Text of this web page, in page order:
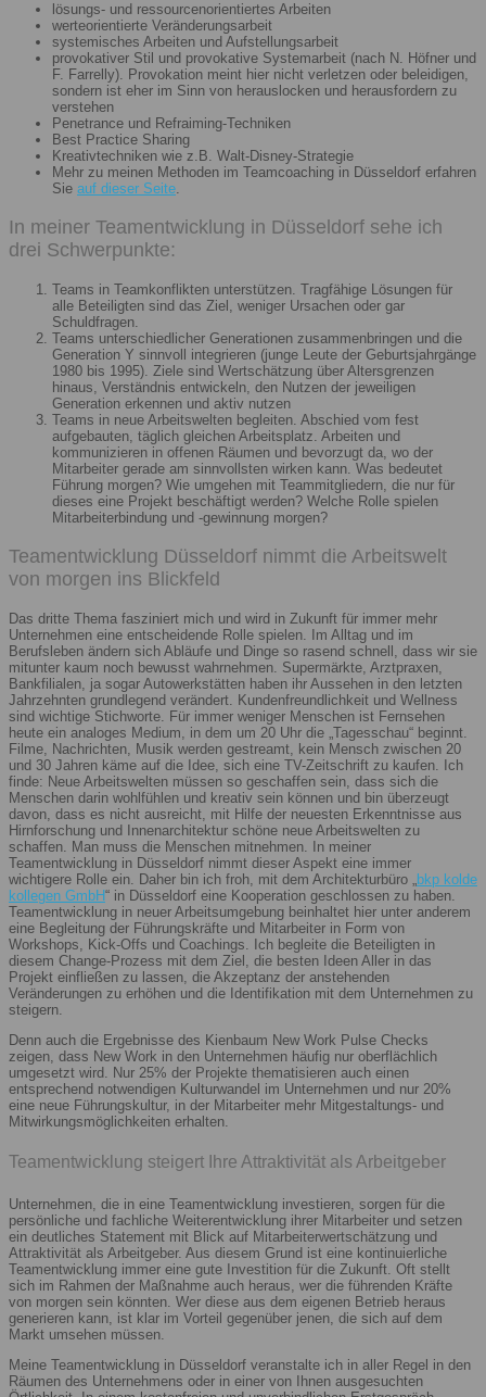
lösungs- und ressourcenorientiertes Arbeiten
werteorientierte Veränderungsarbeit
systemisches Arbeiten und Aufstellungsarbeit
provokativer Stil und provokative Systemarbeit (nach N. Höfner und
F. Farrelly). Provokation meint hier nicht verletzen oder beleidigen,
sondern ist eher im Sinn von herauslocken und herausfordern zu
verstehen
Penetrance und Refraiming-Techniken
Best Practice Sharing
Kreativtechniken wie z.B. Walt-Disney-Strategie
Mehr zu meinen Methoden im Teamcoaching in Düsseldorf erfahren
Sie auf dieser Seite.
In meiner Teamentwicklung in Düsseldorf sehe ich
drei Schwerpunkte:
Teams in Teamkonflikten unterstützen. Tragfähige Lösungen für
alle Beteiligten sind das Ziel, weniger Ursachen oder gar
Schuldfragen.
Teams unterschiedlicher Generationen zusammenbringen und die
Generation Y sinnvoll integrieren (junge Leute der Geburtsjahrgänge
1980 bis 1995). Ziele sind Wertschätzung über Altersgrenzen
hinaus, Verständnis entwickeln, den Nutzen der jeweiligen
Generation erkennen und aktiv nutzen
Teams in neue Arbeitswelten begleiten. Abschied vom fest
aufgebauten, täglich gleichen Arbeitsplatz. Arbeiten und
kommunizieren in offenen Räumen und bevorzugt da, wo der
Mitarbeiter gerade am sinnvollsten wirken kann. Was bedeutet
Führung morgen? Wie umgehen mit Teammitgliedern, die nur für
dieses eine Projekt beschäftigt werden? Welche Rolle spielen
Mitarbeiterbindung und -gewinnung morgen?
Teamentwicklung Düsseldorf nimmt die Arbeitswelt
von morgen ins Blickfeld
Das dritte Thema fasziniert mich und wird in Zukunft für immer mehr
Unternehmen eine entscheidende Rolle spielen. Im Alltag und im
Berufsleben ändern sich Abläufe und Dinge so rasend schnell, dass wir sie
mitunter kaum noch bewusst wahrnehmen. Supermärkte, Arztpraxen,
Bankfilialen, ja sogar Autowerkstätten haben ihr Aussehen in den letzten
Jahrzehnten grundlegend verändert. Kundenfreundlichkeit und Wellness
sind wichtige Stichworte. Für immer weniger Menschen ist Fernsehen
heute ein analoges Medium, in dem um 20 Uhr die „Tagesschau“ beginnt.
Filme, Nachrichten, Musik werden gestreamt, kein Mensch zwischen 20
und 30 Jahren käme auf die Idee, sich eine TV-Zeitschrift zu kaufen. Ich
finde: Neue Arbeitswelten müssen so geschaffen sein, dass sich die
Menschen darin wohlfühlen und kreativ sein können und bin überzeugt
davon, dass es nicht ausreicht, mit Hilfe der neuesten Erkenntnisse aus
Hirnforschung und Innenarchitektur schöne neue Arbeitswelten zu
schaffen. Man muss die Menschen mitnehmen. In meiner
Teamentwicklung in Düsseldorf nimmt dieser Aspekt eine immer
wichtigere Rolle ein. Daher bin ich froh, mit dem Architekturbüro „bkp kolde
kollegen GmbH“ in Düsseldorf eine Kooperation geschlossen zu haben.
Teamentwicklung in neuer Arbeitsumgebung beinhaltet hier unter anderem
eine Begleitung der Führungskräfte und Mitarbeiter in Form von
Workshops, Kick-Offs und Coachings. Ich begleite die Beteiligten in
diesem Change-Prozess mit dem Ziel, die besten Ideen Aller in das
Projekt einfließen zu lassen, die Akzeptanz der anstehenden
Veränderungen zu erhöhen und die Identifikation mit dem Unternehmen zu
steigern.
Denn auch die Ergebnisse des Kienbaum New Work Pulse Checks
zeigen, dass New Work in den Unternehmen häufig nur oberflächlich
umgesetzt wird. Nur 25% der Projekte thematisieren auch einen
entsprechend notwendigen Kulturwandel im Unternehmen und nur 20%
eine neue Führungskultur, in der Mitarbeiter mehr Mitgestaltungs- und
Mitwirkungsmöglichkeiten erhalten.
Teamentwicklung steigert Ihre Attraktivität als Arbeitgeber
Unternehmen, die in eine Teamentwicklung investieren, sorgen für die
persönliche und fachliche Weiterentwicklung ihrer Mitarbeiter und setzen
ein deutliches Statement mit Blick auf Mitarbeiterwertschätzung und
Attraktivität als Arbeitgeber. Aus diesem Grund ist eine kontinuierliche
Teamentwicklung immer eine gute Investition für die Zukunft. Oft stellt
sich im Rahmen der Maßnahme auch heraus, wer die führenden Kräfte
von morgen sein könnten. Wer diese aus dem eigenen Betrieb heraus
generieren kann, ist klar im Vorteil gegenüber jenen, die sich auf dem
Markt umsehen müssen.
Meine Teamentwicklung in Düsseldorf veranstalte ich in aller Regel in den
Räumen des Unternehmens oder in einer von Ihnen ausgesuchten